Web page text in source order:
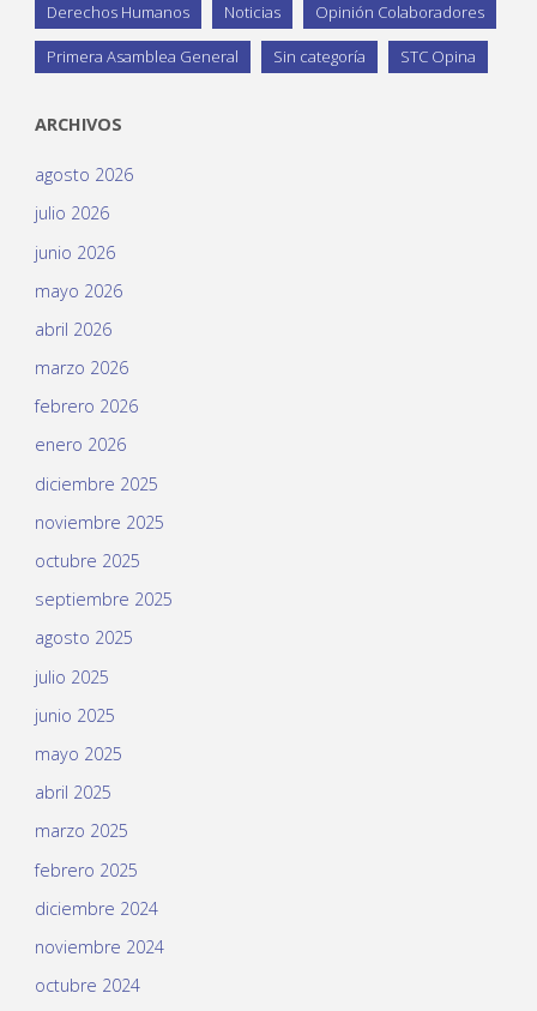
Derechos Humanos Noticias Opinión Colaboradores
Primera Asamblea General Sin categoría STC Opina
ARCHIVOS
agosto 2026
julio 2026
junio 2026
mayo 2026
abril 2026
marzo 2026
febrero 2026
enero 2026
diciembre 2025
noviembre 2025
octubre 2025
septiembre 2025
agosto 2025
julio 2025
junio 2025
mayo 2025
abril 2025
marzo 2025
febrero 2025
diciembre 2024
noviembre 2024
octubre 2024